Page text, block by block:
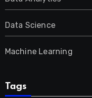
Data Science
Machine Learning
Tags